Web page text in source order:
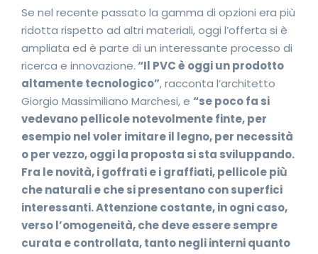
Se nel recente passato la gamma di opzioni era più
ridotta rispetto ad altri materiali, oggi l’offerta si è
ampliata ed è parte di un interessante processo di
ricerca e innovazione.“Il PVC è oggi un prodotto
altamente tecnologico”, racconta l’architetto
Giorgio Massimiliano Marchesi, e “se poco fa si
vedevano pellicole notevolmente finte, per
esempio nel voler imitare il legno, per necessità
o per vezzo, oggi la proposta si sta sviluppando.
Fra le novità, i goffrati e i graffiati, pellicole più
che naturali e che si presentano con superfici
interessanti. Attenzione costante, in ogni caso,
verso l’omogeneità, che deve essere sempre
curata e controllata, tanto negli interni quanto